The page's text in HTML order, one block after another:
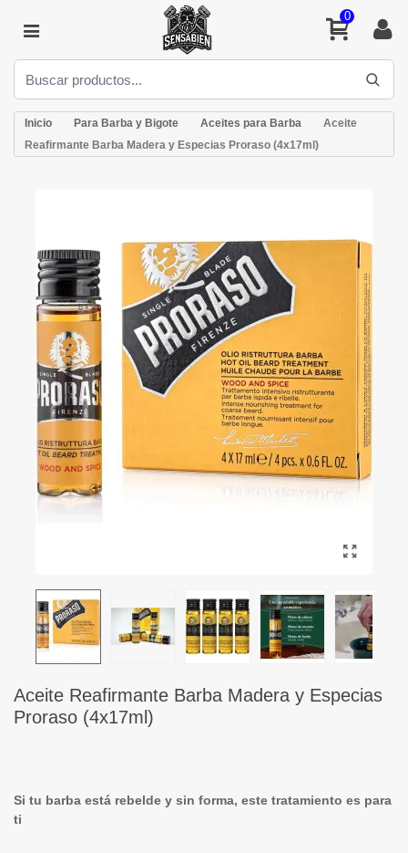
0
Inicio Para Barba y Bigote Aceites para Barba
Aceite
Reafirmante Barba Madera y Especias Proraso (4x17ml)
Aceite Reafirmante Barba Madera y Especias
Proraso (4x17ml)
Si tu barba está rebelde y sin forma, este tratamiento es para
ti